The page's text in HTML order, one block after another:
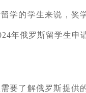
学的学生来说，奖
年俄罗斯留学生申
要了解俄罗斯提供